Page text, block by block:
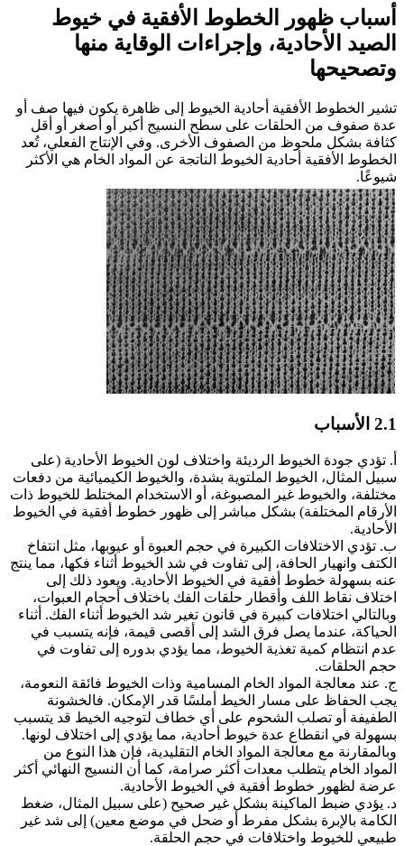
أسباب ظهور الخطوط الأفقية في خيوط
الصيد الأحادية، وإجراءات الوقاية منها
وتصحيحها
تشير الخطوط الأفقية أحادية الخيوط إلى ظاهرة يكون فيها صف أو
عدة صفوف من الحلقات على سطح النسيج أكبر أو أصغر أو أقل
كثافة بشكل ملحوظ من الصفوف الأخرى. وفي الإنتاج الفعلي، تُعد
الخطوط الأفقية أحادية الخيوط الناتجة عن المواد الخام هي الأكثر
شيوعًا.
2.1 الأسباب
أ. تؤدي جودة الخيوط الرديئة واختلاف لون الخيوط الأحادية (على
سبيل المثال، الخيوط الملتوية بشدة، والخيوط الكيميائية من دفعات
مختلفة، والخيوط غير المصبوغة، أو الاستخدام المختلط للخيوط ذات
الأرقام المختلفة) بشكل مباشر إلى ظهور خطوط أفقية في الخيوط
الأحادية.
ب. تؤدي الاختلافات الكبيرة في حجم العبوة أو عيوبها، مثل انتفاخ
الكتف وانهيار الحافة، إلى تفاوت في شد الخيوط أثناء فكها، مما ينتج
عنه بسهولة خطوط أفقية في الخيوط الأحادية. ويعود ذلك إلى
اختلاف نقاط اللف وأقطار حلقات الفك باختلاف أحجام العبوات،
وبالتالي اختلافات كبيرة في قانون تغير شد الخيوط أثناء الفك. أثناء
الحياكة، عندما يصل فرق الشد إلى أقصى قيمة، فإنه يتسبب في
عدم انتظام كمية تغذية الخيوط، مما يؤدي بدوره إلى تفاوت في
حجم الحلقات.
ج. عند معالجة المواد الخام المسامية وذات الخيوط فائقة النعومة،
يجب الحفاظ على مسار الخيط أملسًا قدر الإمكان. فالخشونة
الطفيفة أو تصلب الشحوم على أي خطاف لتوجيه الخيط قد يتسبب
بسهولة في انقطاع عدة خيوط أحادية، مما يؤدي إلى اختلاف لونها.
وبالمقارنة مع معالجة المواد الخام التقليدية، فإن هذا النوع من
المواد الخام يتطلب معدات أكثر صرامة، كما أن النسيج النهائي أكثر
عرضة لظهور خطوط أفقية في الخيوط الأحادية.
د. يؤدي ضبط الماكينة بشكل غير صحيح (على سبيل المثال، ضغط
الكامة بالإبرة بشكل مفرط أو ضحل في موضع معين) إلى شد غير
طبيعي للخيوط واختلافات في حجم الحلقة.